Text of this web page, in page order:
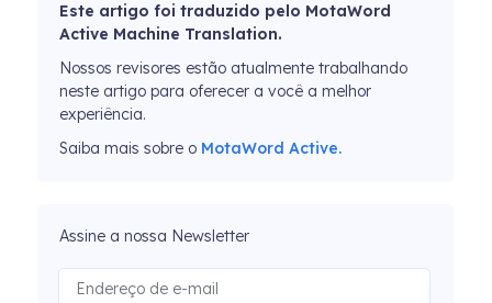
Este artigo foi traduzido pelo MotaWord
Active Machine Translation.
Nossos revisores estão atualmente trabalhando
neste artigo para oferecer a você a melhor
experiência.
Saiba mais sobre o MotaWord Active.
Assine a nossa Newsletter